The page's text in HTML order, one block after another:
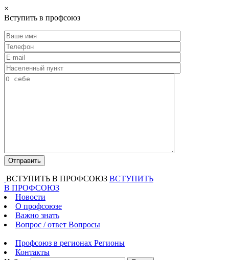
×
Вступить в профсоюз
ВСТУПИТЬ В ПРОФСОЮЗ ВСТУПИТЬ
В ПРОФСОЮЗ
Новости
О профсоюзе
Важно знать
Вопрос / ответ Вопросы
Профсоюз в регионах Регионы
Контакты